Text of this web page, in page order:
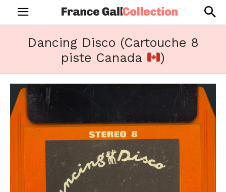
Dancing Disco (Cartouche 8
piste Canada
)